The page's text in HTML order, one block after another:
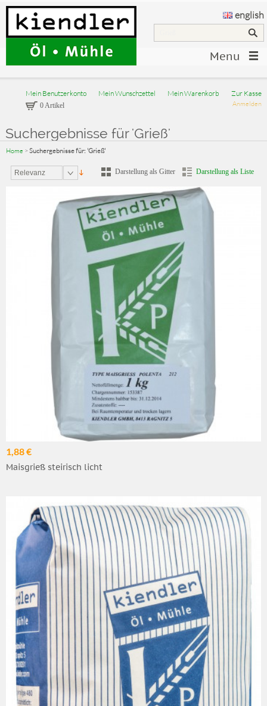
english
Menu
Mein Benutzerkonto Mein Wunschzettel Mein Warenkorb Zur Kasse
Anmelden
0 Artikel
Suchergebnisse für 'Grieß'
Home > Suchergebnisse für: 'Grieß'
Relevanz Darstellung als Gitter Darstellung als Liste
1,88 €
Maisgrieß steirisch licht